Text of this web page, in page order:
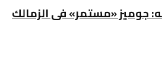
جوميز «مستمر» فى الزمالك